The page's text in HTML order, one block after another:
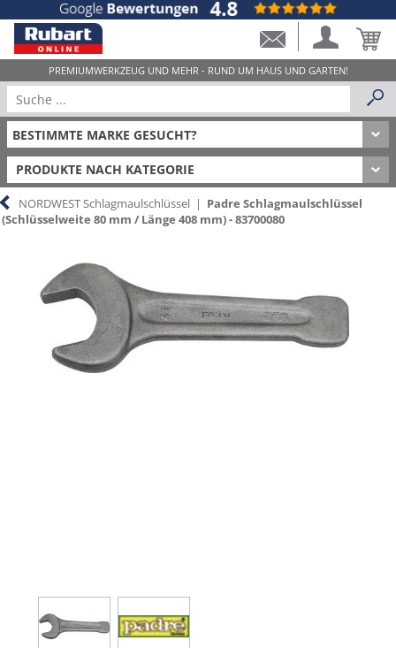
PRODUKTE NACH KATEGORIE
NORDWEST Schlagmaulschlüssel | Padre Schlagmaulschlüssel
(Schlüsselweite 80 mm / Länge 408 mm) - 83700080